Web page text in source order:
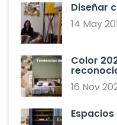
Diseñar
14 May
Color
16 Nov